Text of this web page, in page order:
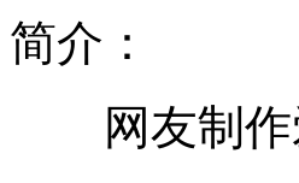
大广高速在建隧道塌方 16
简介：
网友制作